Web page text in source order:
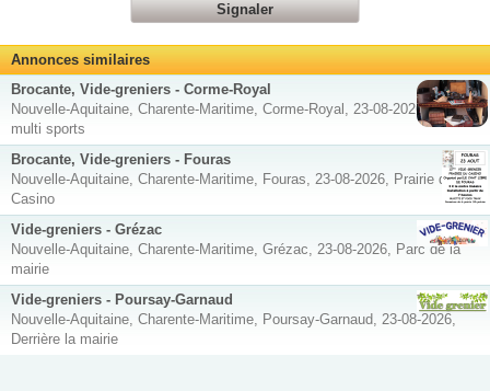
Signaler
Annonces similaires
Brocante, Vide-greniers - Corme-Royal
Nouvelle-Aquitaine, Charente-Maritime, Corme-Royal, 23-08-2026, Salle
multi sports
Brocante, Vide-greniers - Fouras
Nouvelle-Aquitaine, Charente-Maritime, Fouras, 23-08-2026, Prairie du
Casino
Vide-greniers - Grézac
Nouvelle-Aquitaine, Charente-Maritime, Grézac, 23-08-2026, Parc de la
mairie
Vide-greniers - Poursay-Garnaud
Nouvelle-Aquitaine, Charente-Maritime, Poursay-Garnaud, 23-08-2026,
Derrière la mairie